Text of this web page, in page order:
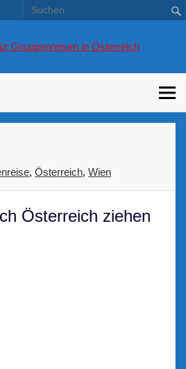
–
,Österreich,Wien
Österreich ziehen